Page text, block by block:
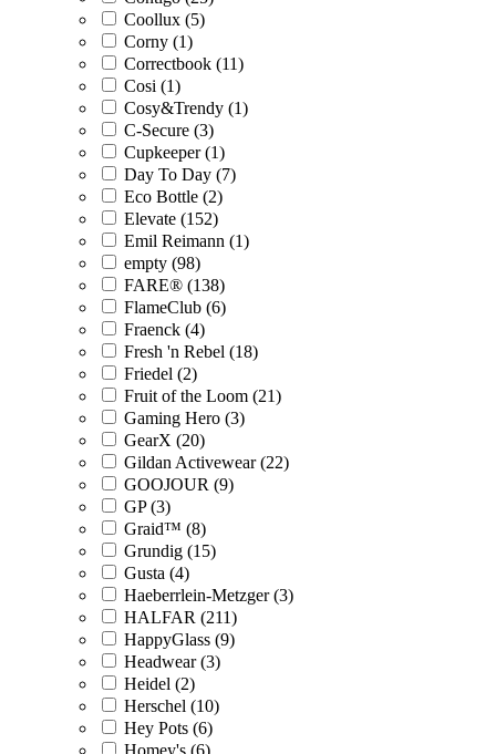
Coollux (5)
Corny (1)
Correctbook (11)
Cosi (1)
Cosy&Trendy (1)
C-Secure (3)
Cupkeeper (1)
Day To Day (7)
Eco Bottle (2)
Elevate (152)
Emil Reimann (1)
empty (98)
FARE® (138)
FlameClub (6)
Fraenck (4)
Fresh 'n Rebel (18)
Friedel (2)
Fruit of the Loom (21)
Gaming Hero (3)
GearX (20)
Gildan Activewear (22)
GOOJOUR (9)
GP (3)
Graid™ (8)
Grundig (15)
Gusta (4)
Haeberrlein-Metzger (3)
HALFAR (211)
HappyGlass (9)
Headwear (3)
Heidel (2)
Herschel (10)
Hey Pots (6)
Homey's (6)